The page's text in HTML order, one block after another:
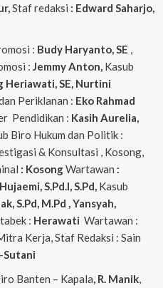
Staf redaksi : Edward Saharjo,
: Budy Haryanto, SE ,
: Jemmy Anton, Kasub
Heriawati, SE, Nurtini
Periklanan : Eko Rahmad
Pendidikan : Kasih Aurelia,
Biro Hukum dan Politik :
& Konsultasi , Kosong,
: KosongWartawan :
S.Pd.I, S.Pd, Kasub
S.Pd, M.Pd , Yansyah,
: Herawati Wartawan :
Kerja, Staf Redaksi : Sain
Sutani
Banten – Kapala, R. Manik,